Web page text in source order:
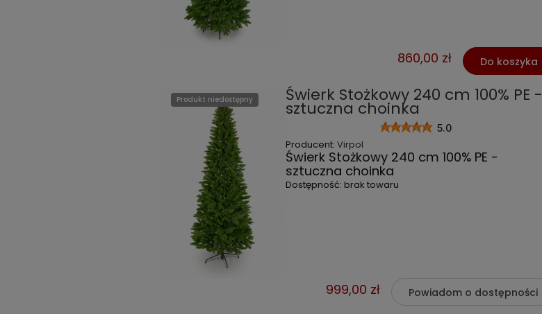
860,00 zł Do koszyka
Świerk Stożkowy 240 cm 100% PE -
sztuczna choinka
5.0
Producent:Virpol
Świerk Stożkowy 240 cm 100% PE -
sztuczna choinka
Dostępność: brak towaru
999,00 zł Powiadom o dostępności
Produkt niedostępny